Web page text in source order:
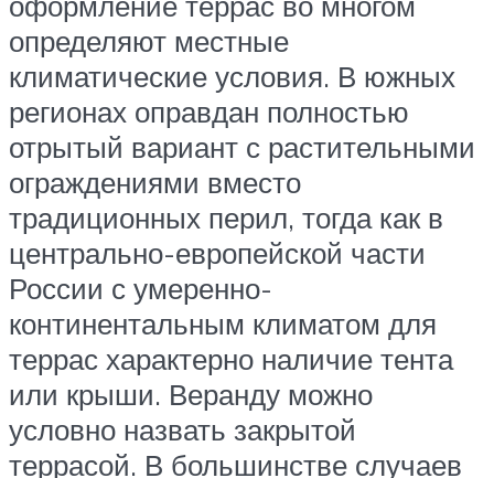
определяют местные
климатические условия. В южных
регионах оправдан полностью
отрытый вариант с растительными
ограждениями вместо
традиционных перил, тогда как в
центрально-европейской части
России с умеренно-
континентальным климатом для
террас характерно наличие тента
или крыши. Веранду можно
условно назвать закрытой
террасой. В большинстве случаев